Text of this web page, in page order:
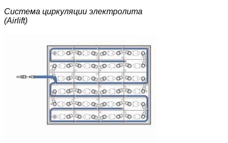
Система циркуляции электролита
(Airlift)